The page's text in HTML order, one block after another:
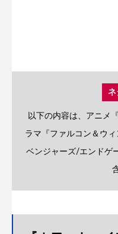
ネ
以下の内容は、アニメ
ラマ『ファルコン＆ウ
ベンジャーズ/エンドゲ